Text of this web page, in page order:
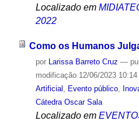
Localizado em
2022
Como os Humanos
por Larissa Barreto Cruz —
modificação12/06/2023 10:14
Artificial
Evento público,
Cátedra Oscar Sala
Localizado em